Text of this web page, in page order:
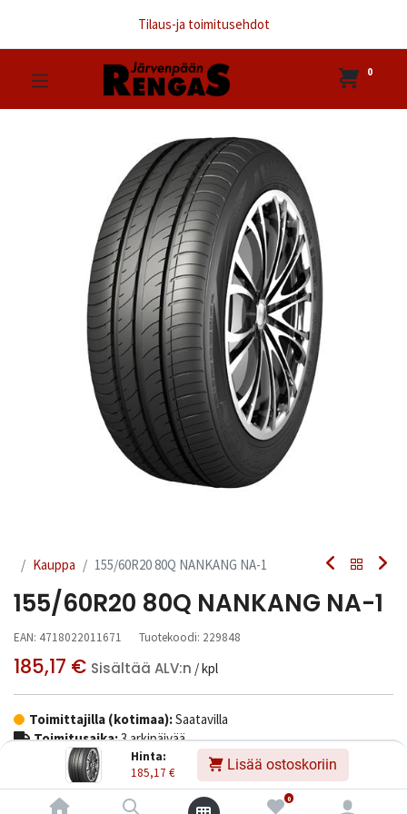
Hinta:
185,17 € Lisää ostoskoriin
0
Tilaus-ja toimitusehdot
0
Kauppa 155/60R20 80Q NANKANG NA-1
155/60R20 80Q NANKANG NA-1
EAN: 4718022011671 Tuotekoodi: 229848
185,17 € Sisältää ALV:n / kpl
Toimittajilla (kotimaa):Saatavilla
Toimitusaika:3 arkipäivää
Asennuspalvelu